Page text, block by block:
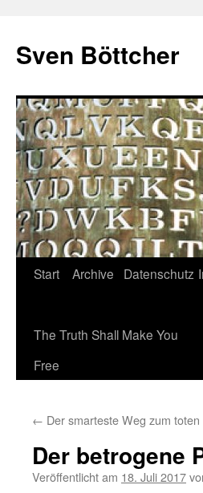
springen
Sven Böttcher
Start Archive Datenschutz
The Truth Shall Make You
Free
← Der smarteste Weg zum
Der betrogene
Veröffentlicht am 18. Juli 2017